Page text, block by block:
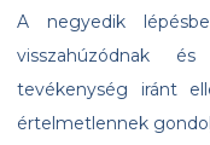
A negyedik
visszahúzódnak
tevékenység iránt
értelmetlennek